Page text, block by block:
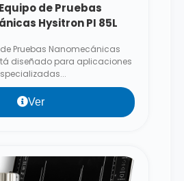
de Pruebas
Hysitron PI 85L
de Pruebas Nanomecánicas
diseñado para aplicaciones
Ver